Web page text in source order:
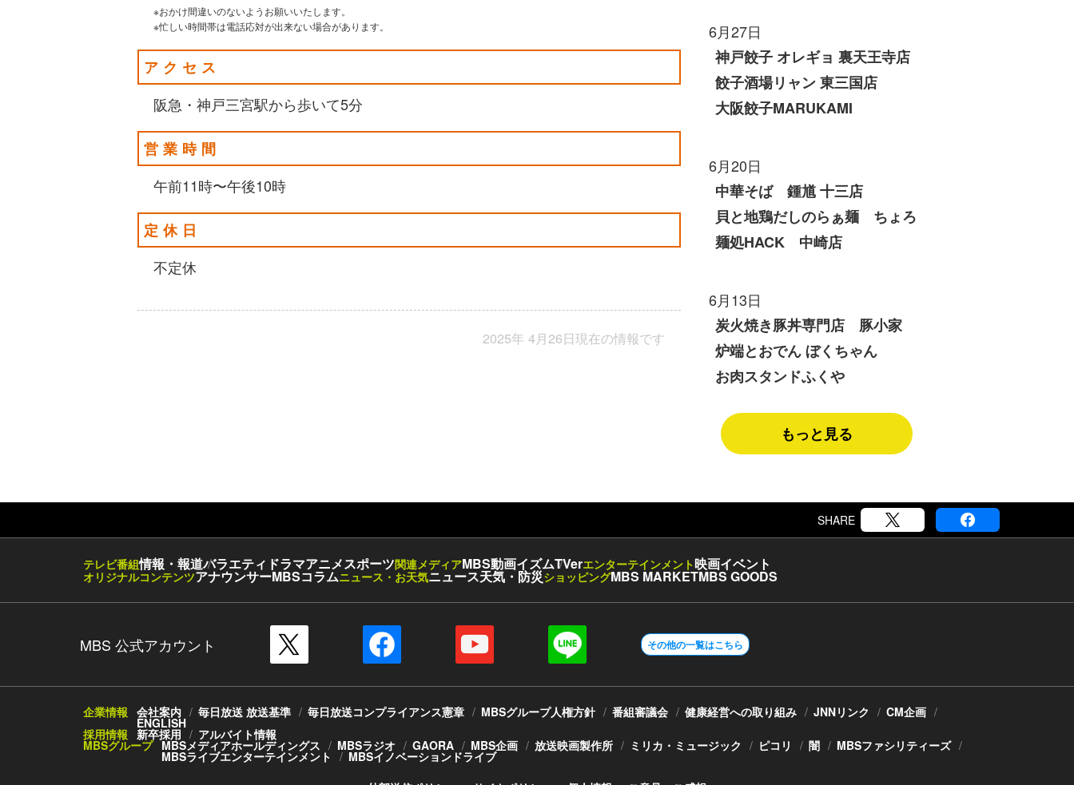
※おかけ間違いのないようお願いいたします。
※忙しい時間帯は電話応対が出来ない場合があります。
アクセス
阪急・神戸三宮駅から歩いて5分
営業時間
午前11時〜午後10時
定休日
不定休
2025年 4月26日現在の情報です
6月27日
神戸餃子 オレギョ 裏天王寺店
餃子酒場リャン 東三国店
大阪餃子MARUKAMI
6月20日
中華そば 鍾馗 十三店
貝と地鶏だしのらぁ麺 ちょろ
麺処HACK 中崎店
6月13日
炭火焼き豚丼専門店 豚小家
炉端とおでん ぼくちゃん
お肉スタンドふくや
もっと見る
SHARE
テレビ番組情報・報道バラエティ ドラマアニメスポーツ関連メディアMBS動画イズムTVerエンターテインメント映画イベント
オリジナルコンテンツアナウンサーMBSコラムニュース・お天気ニュース天気・防災ショッピングMBS MARKETMBS GOODS
MBS 公式アカウント その他の一覧はこちら
企業情報 会社案内 毎日放送 放送基準 毎日放送コンプライアンス憲章 MBSグループ人権方針 番組審議会 健康経営への取り組み JNNリンク CM企画
ENGLISH
採用情報 新卒採用 アルバイト情報
MBSグループ MBSメディアホールディングス MBSラジオ GAORA MBS企画 放送映画製作所 ミリカ・ミュージック ピコリ 闇 MBSファシリティーズ
MBSライブエンターテインメント
MBSイノベーションドライブ